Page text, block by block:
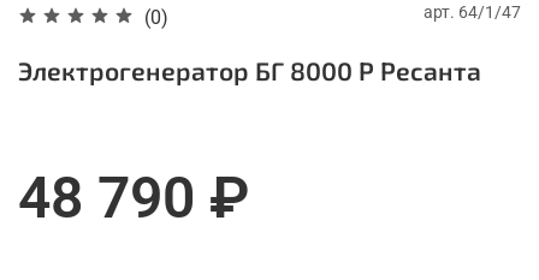
(0) арт. 64/1/47
Электрогенератор БГ 8000 Р Ресанта
48 790 ₽